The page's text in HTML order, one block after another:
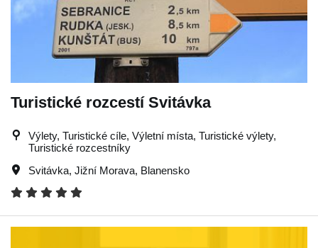
Turistické rozcestí Svitávka
Výlety, Turistické cíle, Výletní místa, Turistické výlety,
Turistické rozcestníky
Svitávka, Jižní Morava, Blanensko